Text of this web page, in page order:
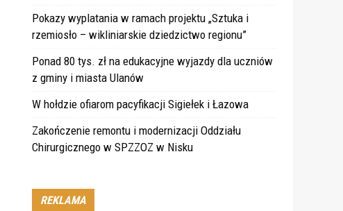
Pokazy wyplatania w ramach projektu „Sztuka i
rzemiosło – wikliniarskie dziedzictwo regionu”
Ponad 80 tys. zł na edukacyjne wyjazdy dla uczniów
z gminy i miasta Ulanów
W hołdzie ofiarom pacyfikacji Sigiełek i Łazowa
Zakończenie remontu i modernizacji Oddziału
Chirurgicznego w SPZZOZ w Nisku
REKLAMA